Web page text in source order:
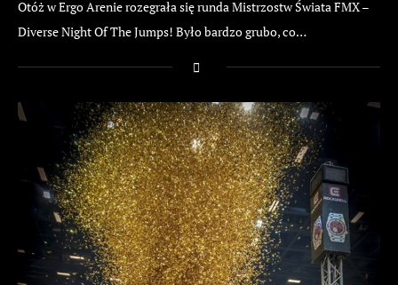
Otóż w Ergo Arenie rozegrała się runda Mistrzostw Świata FMX –
Diverse Night Of The Jumps! Było bardzo grubo, co…